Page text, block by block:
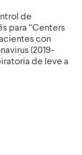
de
para “Centers
con
(2019-
de leve a